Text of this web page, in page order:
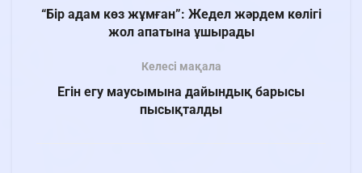
“Бір адам көз жұмған”: Жедел жәрдем көлігі
жол апатына ұшырады
Келесі мақала
Егін егу маусымына дайындық барысы
пысықталды